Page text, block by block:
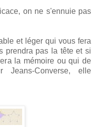
on ne s'ennuie pas
et léger qui vous fera
prendra pas la tête et si
la mémoire ou qui de
Jeans-Converse, elle